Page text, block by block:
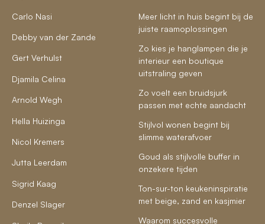
Carlo Nasi
Debby van der Zande
Gert Verhulst
Djamila Celina
Arnold Wegh
Hella Huizinga
Nicol Kremers
Jutta Leerdam
Sigrid Kaag
Denzel Slager
Meer licht in huis begint bij de
juiste raamoplossingen
Zo kies je hanglampen die je
interieur een boutique
uitstraling geven
Zo voelt een bruidsjurk
passen met echte aandacht
Stijlvol wonen begint bij
slimme waterafvoer
Goud als stijlvolle buffer in
onzekere tijden
Ton-sur-ton keukeninspiratie
met beige, zand en kasjmier
Waarom succesvolle